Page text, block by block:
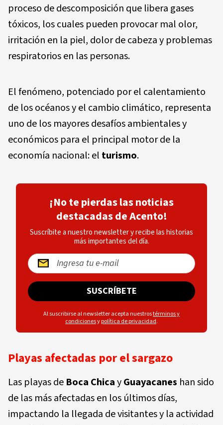
proceso de descomposición que libera gases
tóxicos, los cuales pueden provocar mal olor,
irritación en la piel, dolor de cabeza y problemas
respiratorios en las personas.
El fenómeno, potenciado por el calentamiento
de los océanos y el cambio climático, representa
uno de los mayores desafíos ambientales y
económicos para el principal motor de la
economía nacional: el turismo.
¡No te pierdas las noticias
destacadas de Acento!
Suscríbite a nuestro newsletter y recibe las historias
más importantes del día.
SUSCRÍBETE
Al suscribirse al newsletter acepta nuestrostérminos y
condicionesypolítica de privacidad.
Playas afectadas por el sargazo
Las playas de Boca ChicayGuayacanes han sido
de las más afectadas en los últimos días,
impactando la llegada de visitantes y la actividad